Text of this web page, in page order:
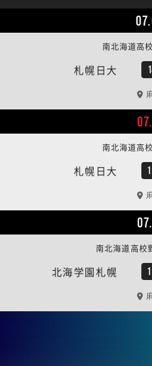
札幌日大
南北海道
札幌日大
南北海道
北海学園札幌
南北海道高